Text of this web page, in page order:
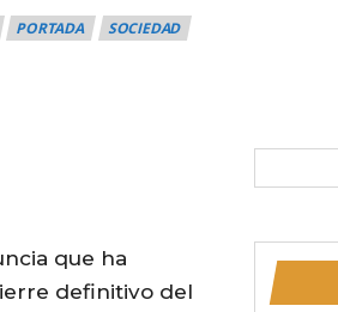
PORTADA SOCIEDAD
que ha
definitivo del